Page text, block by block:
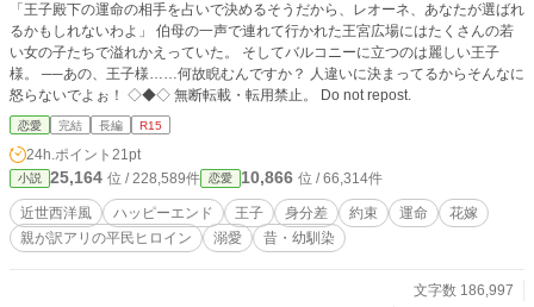
「王子殿下の運命の相手を占いで決めるそうだから、レオーネ、あなたが選ばれ
るかもしれないわよ」 伯母の一声で連れて行かれた王宮広場にはたくさんの若
い女の子たちで溢れかえっていた。 そしてバルコニーに立つのは麗しい王子
様。 ──あの、王子様……何故睨むんですか？ 人違いに決まってるからそんなに
怒らないでよぉ！ ◇◆◇ 無断転載・転用禁止。 Do not repost.
恋愛 完結 長編 R15
24h.ポイント 21pt
小説 25,164 位 / 228,589件 恋愛 10,866 位 / 66,314件
近世西洋風 ハッピーエンド 王子 身分差 約束 運命
花嫁
親が訳アリの平民ヒロイン
溺愛 昔・幼馴染
文字数 186,997